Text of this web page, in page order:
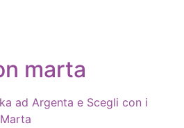
marta
ad Argenta e Scegli con i